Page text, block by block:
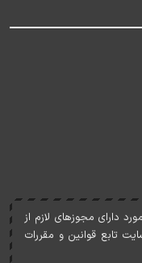
دارای مجوزهای لازم از
تابع قوانين و مقررات